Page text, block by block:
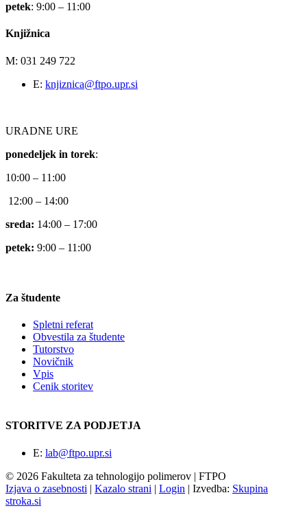
petek: 9:00 – 11:00
Knjižnica
M: 031 249 722
E: knjiznica@ftpo.upr.si
URADNE URE
ponedeljek in torek:
10:00 – 11:00
12:00 – 14:00
sreda: 14:00 – 17:00
petek: 9:00 – 11:00
Za študente
Spletni referat
Obvestila za študente
Tutorstvo
Novičnik
Vpis
Cenik storitev
STORITVE ZA PODJETJA
E: lab@ftpo.upr.si
© 2026 Fakulteta za tehnologijo polimerov | FTPO
Izjava o zasebnosti | Kazalo strani | Login | Izvedba: Skupina
stroka.si